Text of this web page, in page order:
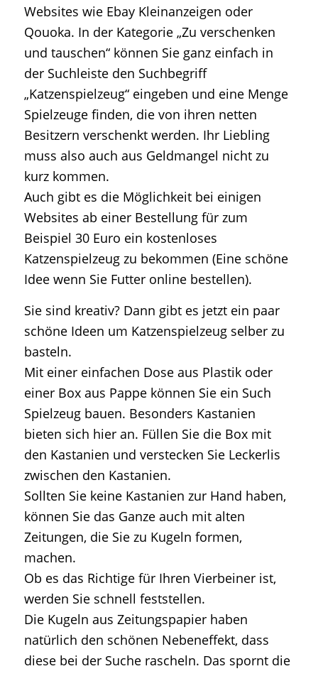
Websites wie Ebay Kleinanzeigen oder
Qouoka. In der Kategorie „Zu verschenken
und tauschen“ können Sie ganz einfach in
der Suchleiste den Suchbegriff
„Katzenspielzeug“ eingeben und eine Menge
Spielzeuge finden, die von ihren netten
Besitzern verschenkt werden. Ihr Liebling
muss also auch aus Geldmangel nicht zu
kurz kommen.
Auch gibt es die Möglichkeit bei einigen
Websites ab einer Bestellung für zum
Beispiel 30 Euro ein kostenloses
Katzenspielzeug zu bekommen (Eine schöne
Idee wenn Sie Futter online bestellen).
Sie sind kreativ? Dann gibt es jetzt ein paar
schöne Ideen um Katzenspielzeug selber zu
basteln.
Mit einer einfachen Dose aus Plastik oder
einer Box aus Pappe können Sie ein Such
Spielzeug bauen. Besonders Kastanien
bieten sich hier an. Füllen Sie die Box mit
den Kastanien und verstecken Sie Leckerlis
zwischen den Kastanien.
Sollten Sie keine Kastanien zur Hand haben,
können Sie das Ganze auch mit alten
Zeitungen, die Sie zu Kugeln formen,
machen.
Ob es das Richtige für Ihren Vierbeiner ist,
werden Sie schnell feststellen.
Die Kugeln aus Zeitungspapier haben
natürlich den schönen Nebeneffekt, dass
diese bei der Suche rascheln. Das spornt die